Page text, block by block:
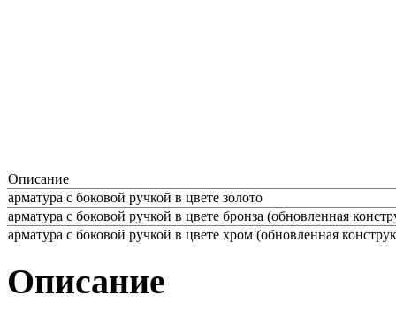
Описание
арматура с боковой ручкой в цвете золото
арматура с боковой ручкой в цвете бронза (обновленная
арматура с боковой ручкой в цвете хром (обновленная
Описание